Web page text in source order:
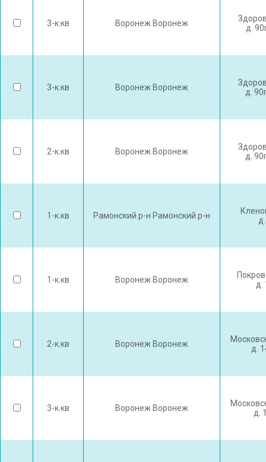
3-к.кв Воронеж Воронеж
д.
3-к.кв Воронеж Воронеж
д.
2-к.кв Воронеж Воронеж
д.
1-к.кв Рамонский р-н Рамонский р-н
1-к.кв Воронеж Воронеж
д.
2-к.кв Воронеж Воронеж
д.
3-к.кв Воронеж Воронеж
д.